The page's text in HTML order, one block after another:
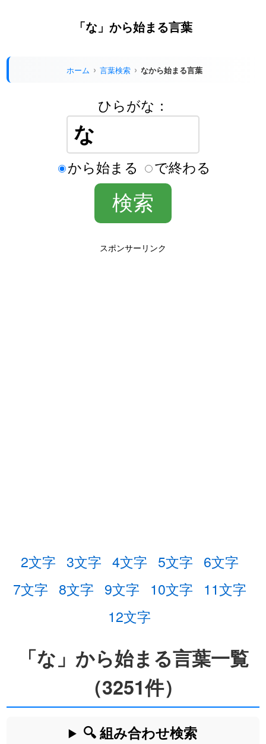
「な」から始まる言葉
ホーム 言葉検索 なから始まる言葉
ひらがな：
から始まる で終わる
スポンサーリンク
2文字 3文字 4文字 5文字 6文字
7文字 8文字 9文字 10文字
11文字
12文字
「な」から始まる言葉一覧
（3251件）
🔍 組み合わせ検索